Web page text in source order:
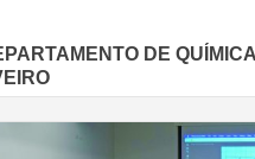
DE